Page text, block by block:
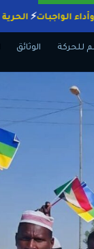
وأداء الواجبات
للحركة الوثائق